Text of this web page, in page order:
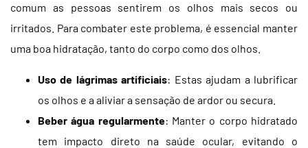
comum as pessoas sentirem os olhos mais secos ou
irritados. Para combater este problema, é essencial manter
uma boa hidratação, tanto do corpo como dos olhos.
Uso de lágrimas artificiais: Estas ajudam a lubrificar
os olhos e a aliviar a sensação de ardor ou secura.
Beber água regularmente: Manter o corpo hidratado
tem impacto direto na saúde ocular, evitando o